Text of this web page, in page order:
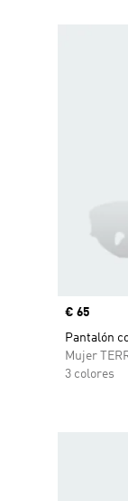
Precio
€ 65
Pantalón
Mujer
3 colores